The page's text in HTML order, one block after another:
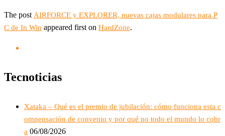
The post AIRFORCE y EXPLORER, nuevas cajas modulares para P
C de In Win appeared first on HardZone.
Tecnoticias
Xataka – Qué es el premio de jubilación: cómo funciona esta c
ompensación de convenio y por qué no todo el mundo lo cobr
a 06/08/2026